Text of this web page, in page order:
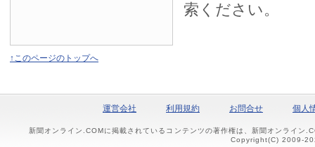
索ください。
↑このページのトップへ
運営会社 利用規約 お問合せ 個人
新聞オンライン.COMに掲載されているコンテンツの著作権は、新聞オンライン
Copyright(C) 2009-